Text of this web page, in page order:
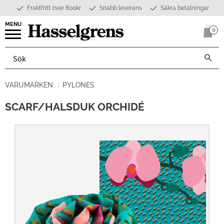
Meny
Fraktfritt över 800kr Snabb leverans Säkra betalningar
0
VARUMÄRKEN PYLONES
SCARF/HALSDUK ORCHIDÉ